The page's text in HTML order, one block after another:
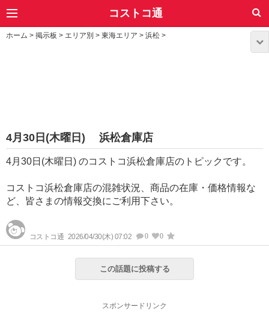
コストコ通
ホーム > 掲示板 > エリア別 > 東海エリア > 浜松 >
4月30日(木曜日) 浜松倉庫店
4月30日(木曜日) のコストコ浜松倉庫店のトピックです。
コストコ浜松倉庫店の混雑状況、商品の在庫・価格情報な
ど、皆さまの情報交換にご利用下さい。
コストコ通 2026/04/30(木) 07:02 0 0
この話題に投稿する
スポンサードリンク